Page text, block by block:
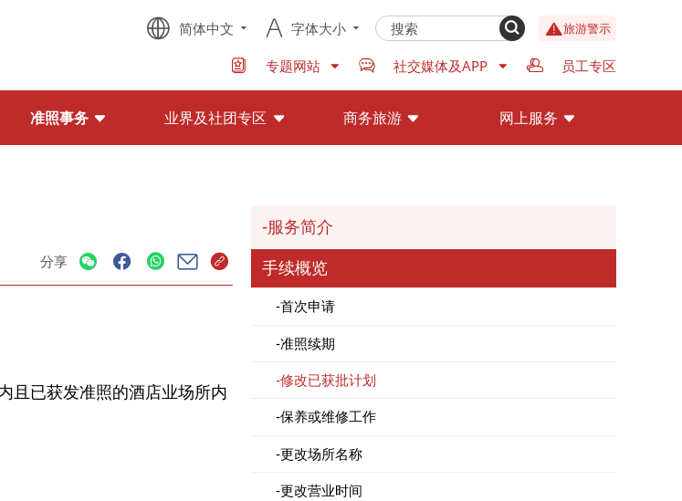
简体中文 字体大小 旅游警示
专题网站 社交媒体及APP 员工专区
准照事务 业界及社团专区 商务旅游 网上服务
分享
且已获发准照的酒店业场所内
服务简介
手续概览
首次申请
准照续期
修改已获批计划
保养或维修工作
更改场所名称
更改营业时间